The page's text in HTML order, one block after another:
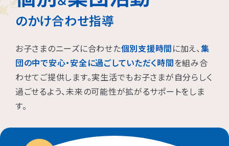
のかけ合わせ指導
お子さまのニーズに合わせた個別支援時間に加え、集
団の中で安心・安全に過ごしていただく時間を組み合
わせてご提供します。実生活でもお子さまが自分らしく
過ごせるよう、未来の可能性が拡がるサポートをしま
す。
プログラムを聞くだけですか？
プログラムは、講座を聞くだけでなく、テキストに書き込んでいただ
いたり、保護者さまと講師とで対話したりしながら進めます。
受講時に学んだ内容を自宅に帰ってお子さまに実践していただき、
その結果を後日報告いただき振り返りしていきます。